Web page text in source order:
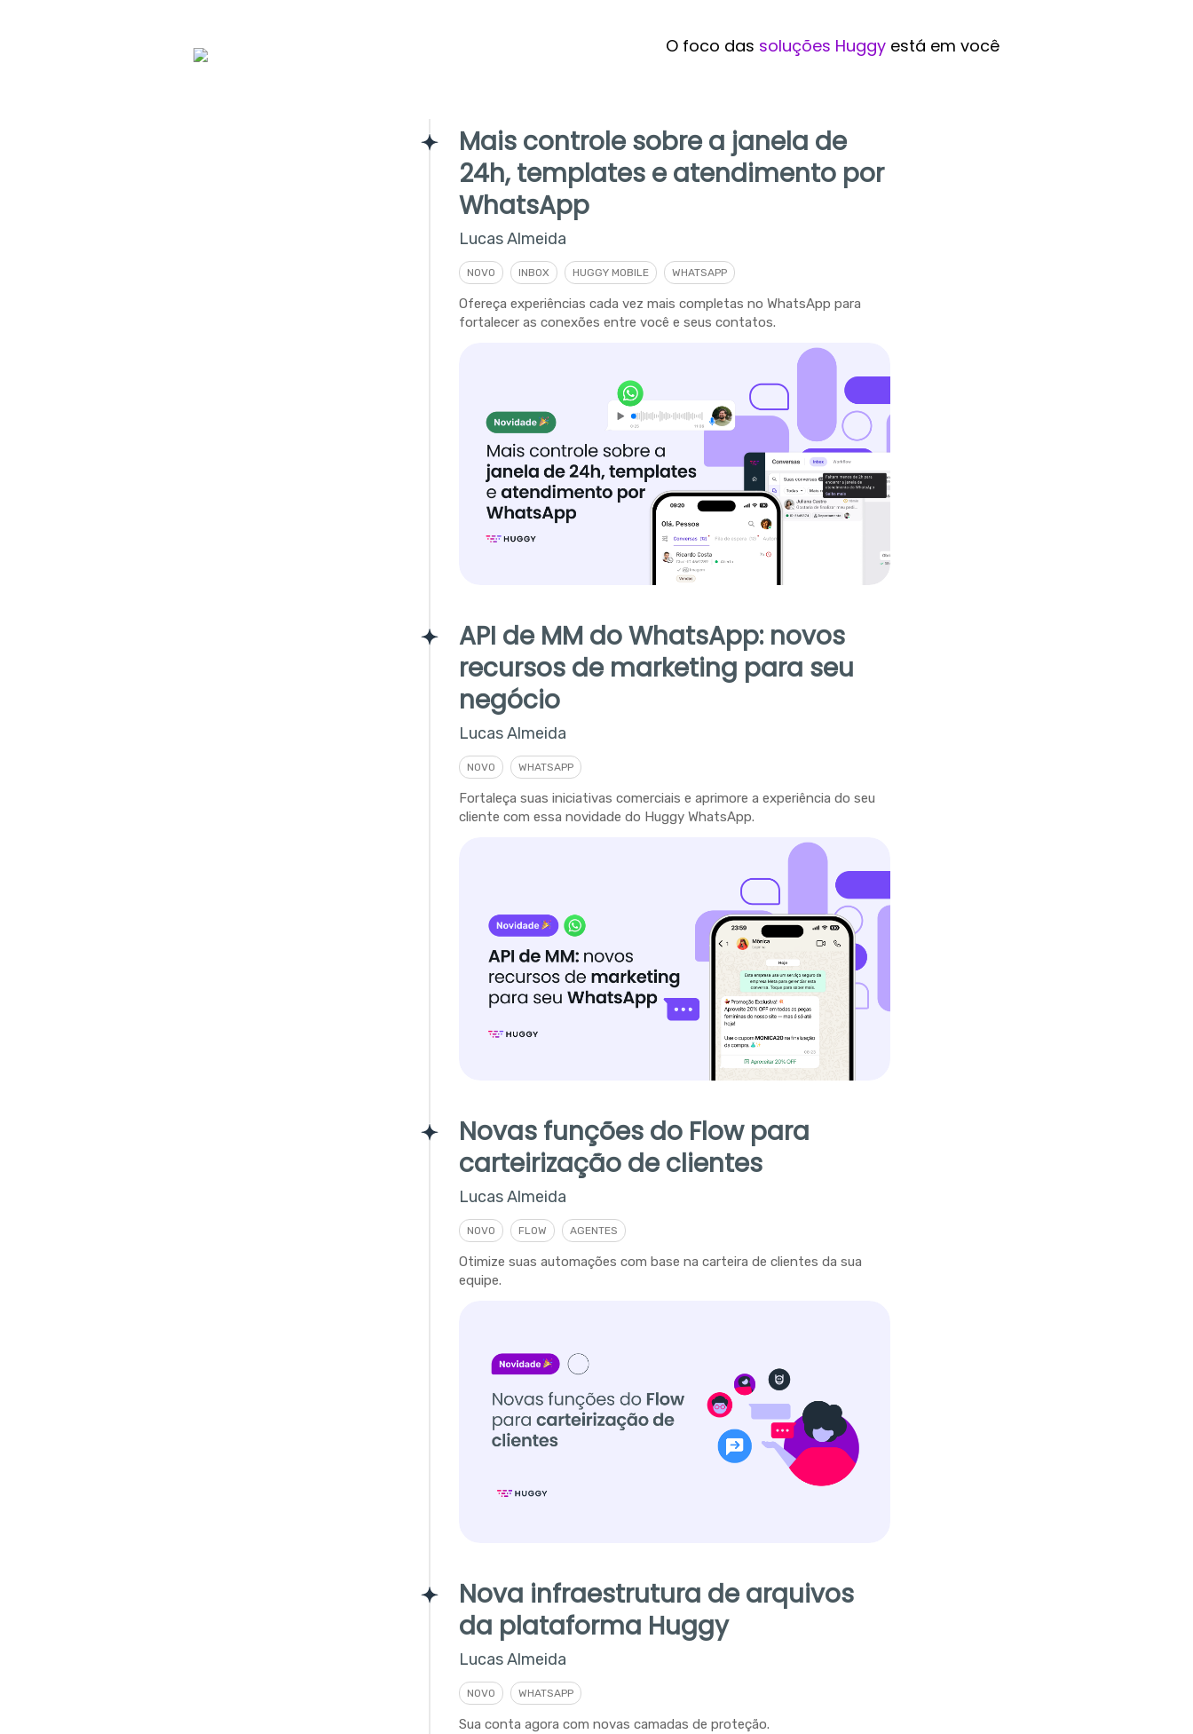
O foco das soluções Huggyestá em você
Mais controle sobre a janela de
24h, templates e atendimento por
WhatsApp
Lucas Almeida
NOVO INBOX HUGGY MOBILE WHATSAPP
Ofereça experiências cada vez mais completas no WhatsApp para
fortalecer as conexões entre você e seus contatos.
API de MM do WhatsApp: novos
recursos de marketing para seu
negócio
Lucas Almeida
NOVO WHATSAPP
Fortaleça suas iniciativas comerciais e aprimore a experiência do seu
cliente com essa novidade do Huggy WhatsApp.
Novas funções do Flow para
carteirização de clientes
Lucas Almeida
NOVO FLOW AGENTES
Otimize suas automações com base na carteira de clientes da sua
equipe.
Nova infraestrutura de arquivos
da plataforma Huggy
Lucas Almeida
NOVO WHATSAPP
Sua conta agora com novas camadas de proteção.